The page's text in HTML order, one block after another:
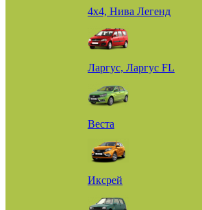
4х4, Нива Легенд
Ларгус, Ларгус FL
Веста
Иксрей